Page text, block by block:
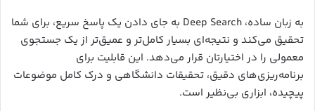
به زبان ساده، Deep Search به جای دادن یک پاسخ سریع، برای شما
تحقیق می‌کند و نتیجه‌ای بسیار کامل‌تر و عمیق‌تر از یک جستجوی
معمولی را در اختیارتان قرار می‌دهد. این قابلیت برای
برنامه‌ریزی‌های دقیق، تحقیقات دانشگاهی و درک کامل موضوعات
پیچیده، ابزاری بی‌نظیر است.